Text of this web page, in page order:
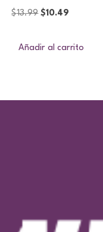
$13.99 $10.49
Añadir al carrito